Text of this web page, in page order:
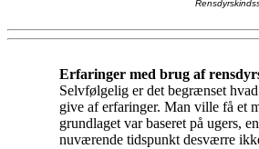
Erfaringer med brug af
Selvfølgelig er det begrænset
give af erfaringer. Man ville få et
grundlaget var baseret på ugers,
nuværende tidspunkt desværre